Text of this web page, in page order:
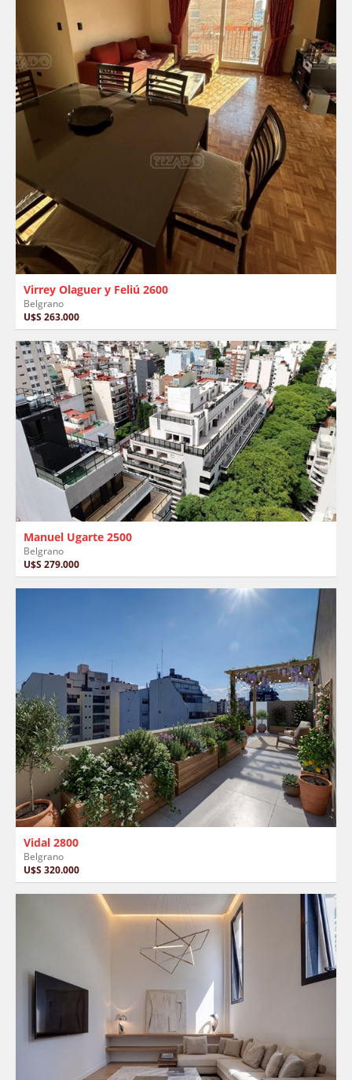
Virrey Olaguer y Feliú 2600
Belgrano
U$S 263.000
Manuel Ugarte 2500
Belgrano
U$S 279.000
Vidal 2800
Belgrano
U$S 320.000